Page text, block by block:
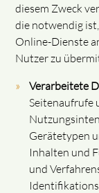
diesem Zweck
die notwendig
Online-Dienste
Nutzer zu
Verarbeitete
Seitenaufrufe
Gerätetypen
Inhalten und
und